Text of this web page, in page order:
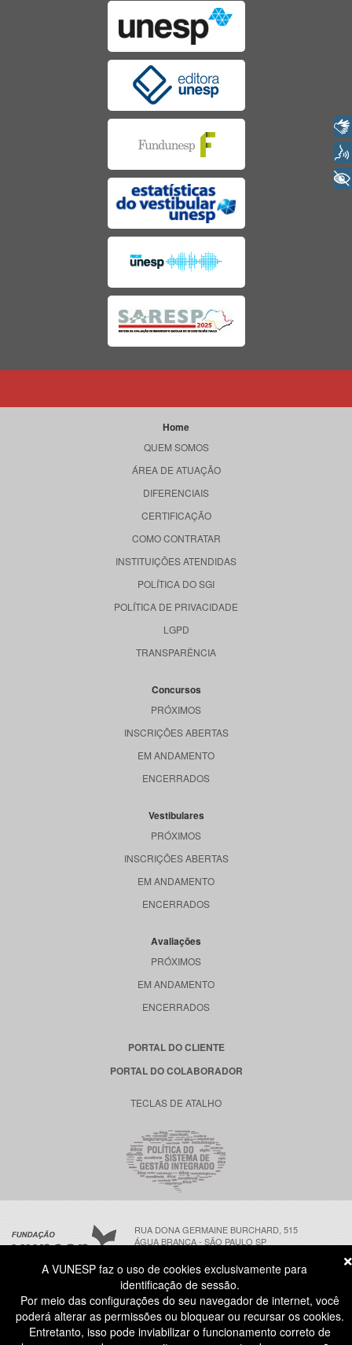
Home
QUEM SOMOS
ÁREA DE ATUAÇÃO
DIFERENCIAIS
CERTIFICAÇÃO
COMO CONTRATAR
INSTITUIÇÕES ATENDIDAS
POLÍTICA DO SGI
POLÍTICA DE PRIVACIDADE
LGPD
TRANSPARÊNCIA
Concursos
PRÓXIMOS
INSCRIÇÕES ABERTAS
EM ANDAMENTO
ENCERRADOS
Vestibulares
PRÓXIMOS
INSCRIÇÕES ABERTAS
EM ANDAMENTO
ENCERRADOS
Avaliações
PRÓXIMOS
EM ANDAMENTO
ENCERRADOS
PORTAL DO CLIENTE
PORTAL DO COLABORADOR
TECLAS DE ATALHO
RUA DONA GERMAINE BURCHARD, 515
ÁGUA BRANCA - SÃO PAULO SP
ATENDIMENTO AO CANDIDATO
(NÃO HÁ ATENDIMENTO PRESENCIAL) 11 3874-6300
DIAS ÚTEISdas 8h às 18h
A VUNESP faz o uso de cookies exclusivamente para
identificação de sessão.
Por meio das configurações do seu navegador de internet, você
poderá alterar as permissões ou bloquear ou recursar os cookies.
Entretanto, isso pode inviabilizar o funcionamento correto de
+ Acessibilidade